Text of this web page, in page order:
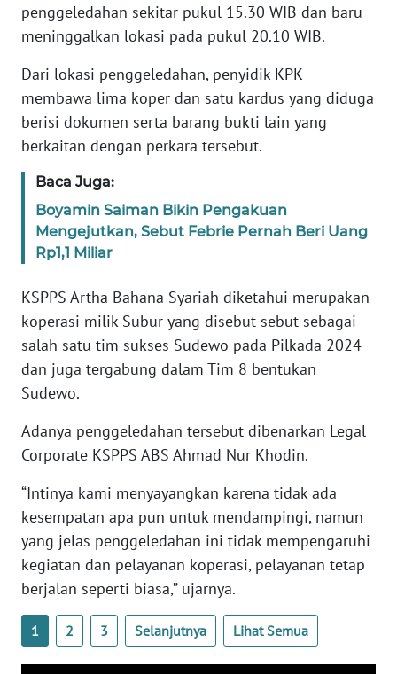
penggeledahan sekitar pukul 15.30 WIB dan baru
meninggalkan lokasi pada pukul 20.10 WIB.
Dari lokasi penggeledahan, penyidik KPK
membawa lima koper dan satu kardus yang diduga
berisi dokumen serta barang bukti lain yang
berkaitan dengan perkara tersebut.
Baca Juga:
Boyamin Saiman Bikin Pengakuan
Mengejutkan, Sebut Febrie Pernah Beri Uang
Rp1,1 Miliar
KSPPS Artha Bahana Syariah diketahui merupakan
koperasi milik Subur yang disebut-sebut sebagai
salah satu tim sukses Sudewo pada Pilkada 2024
dan juga tergabung dalam Tim 8 bentukan
Sudewo.
Adanya penggeledahan tersebut dibenarkan Legal
Corporate KSPPS ABS Ahmad Nur Khodin.
“Intinya kami menyayangkan karena tidak ada
kesempatan apa pun untuk mendampingi, namun
yang jelas penggeledahan ini tidak mempengaruhi
kegiatan dan pelayanan koperasi, pelayanan tetap
berjalan seperti biasa,” ujarnya.
1 2 3 Selanjutnya Lihat Semua
Wahana
News
WN
SUMUT
JAKARTA
WN
JABAR
WN
NTT
KEPRI
WN
PAPUA
WN
PAPUA
BARAT